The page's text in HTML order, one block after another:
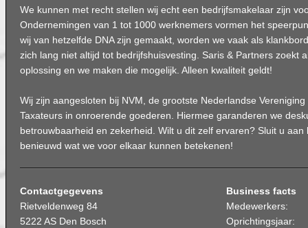
We kunnen met recht stellen wij echt een bedrijfsmakelaar zijn
Ondernemingen van 1 tot 1000 werknemers vormen het
wij van hetzelfde DNA zijn gemaakt, worden we vaak als
zich lang niet altijd tot bedrijfshuisvesting. Saris & Partners zoekt
oplossing en we maken die mogelijk. Alleen kwaliteit geldt!
Wij zijn aangesloten bij NVM, de grootste Nederlandse
Taxateurs in onroerende goederen. Hiermee garanderen we
betrouwbaarheid en zekerheid. Wilt u dit zelf ervaren? Sluit u aan
benieuwd wat we voor elkaar kunnen betekenen!
Contactgegevens
Rietveldenweg 84
5222 AS Den Bosch
Business facts
Medewerkers:
Oprichtingsjaar: